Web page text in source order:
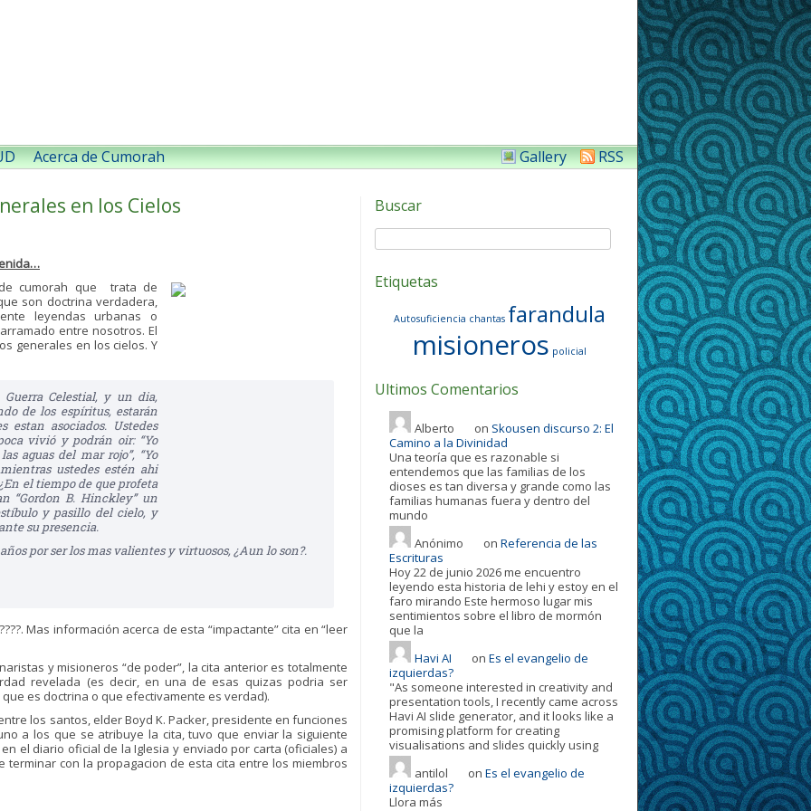
Acerca de Cumorah RSS
Gallery
en los Cielos
cumorah que trata de
son doctrina verdadera,
leyendas urbanas o
entre nosotros. El
generales en los cielos. Y
Celestial, y un dia,
de los espíritus, estarán
estan asociados. Ustedes
vivió y podrán oir: “Yo
aguas del mar rojo”, “Yo
ustedes estén ahi
el tiempo de que profeta
“Gordon B. Hinckley” un
y pasillo del cielo, y
su presencia.
por ser los mas valientes y virtuosos, ¿Aun lo son?.
Mas información acerca de esta “impactante” cita en “leer
y misioneros “de poder”, la cita anterior es totalmente
revelada (es decir, en una de esas quizas podria ser
es doctrina o que efectivamente es verdad).
los santos, elder Boyd K. Packer, presidente en funciones
a los que se atribuye la cita, tuvo que enviar la siguiente
el diario oficial de la Iglesia y enviado por carta (oficiales) a
terminar con la propagacion de esta cita entre los miembros
Buscar
Etiquetas
Autosuficiencia chantas farandula
misioneros policial
Ultimos Comentarios
Alberto on Skousen discurso 2: El
Camino a la Divinidad
Una teoría que es razonable si
entendemos que las familias de los
dioses es tan diversa y grande como las
familias humanas fuera y dentro del
mundo
Anónimo
on Referencia de las
Escrituras
Hoy 22 de junio 2026 me encuentro
leyendo esta historia de lehi y estoy en el
faro mirando Este hermoso lugar mis
sentimientos sobre el libro de mormón
que la
Havi AI
on Es el evangelio de
izquierdas?
"As someone interested in creativity and
presentation tools, I recently came across
Havi AI slide generator, and it looks like a
promising platform for creating
visualisations and slides quickly using
antilol
on Es el evangelio de
izquierdas?
Llora más